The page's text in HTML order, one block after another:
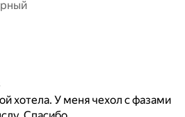
хотела. У меня чехол с фазами